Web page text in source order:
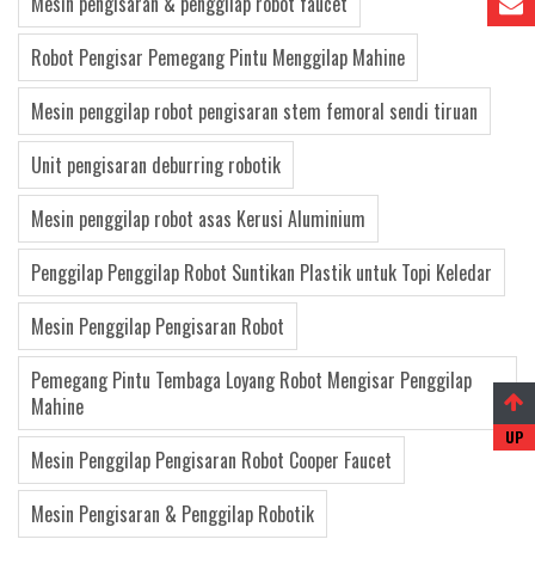
Robot Pengisar Pemegang Pintu Menggilap Mahine
Mesin penggilap robot pengisaran stem femoral sendi tiruan
Unit pengisaran deburring robotik
Mesin penggilap robot asas Kerusi Aluminium
Penggilap Penggilap Robot Suntikan Plastik untuk Topi Keledar
Mesin Penggilap Pengisaran Robot
Pemegang Pintu Tembaga Loyang Robot Mengisar Penggilap
Mahine
Mesin Penggilap Pengisaran Robot Cooper Faucet
Mesin Pengisaran & Penggilap Robotik